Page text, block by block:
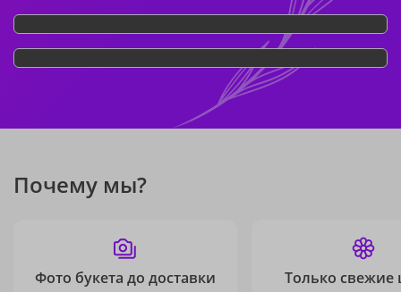
Почему мы?
Фото букета до доставки Только свежие